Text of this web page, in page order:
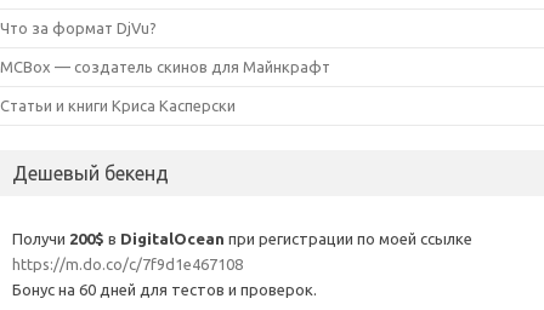
Что за формат DjVu?
MCBox — создатель скинов для Майнкрафт
Статьи и книги Криса Касперски
Дешевый бекенд
Получи 200$ в DigitalOcean при регистрации по моей ссылке
https://m.do.co/c/7f9d1e467108
Бонус на 60 дней для тестов и проверок.